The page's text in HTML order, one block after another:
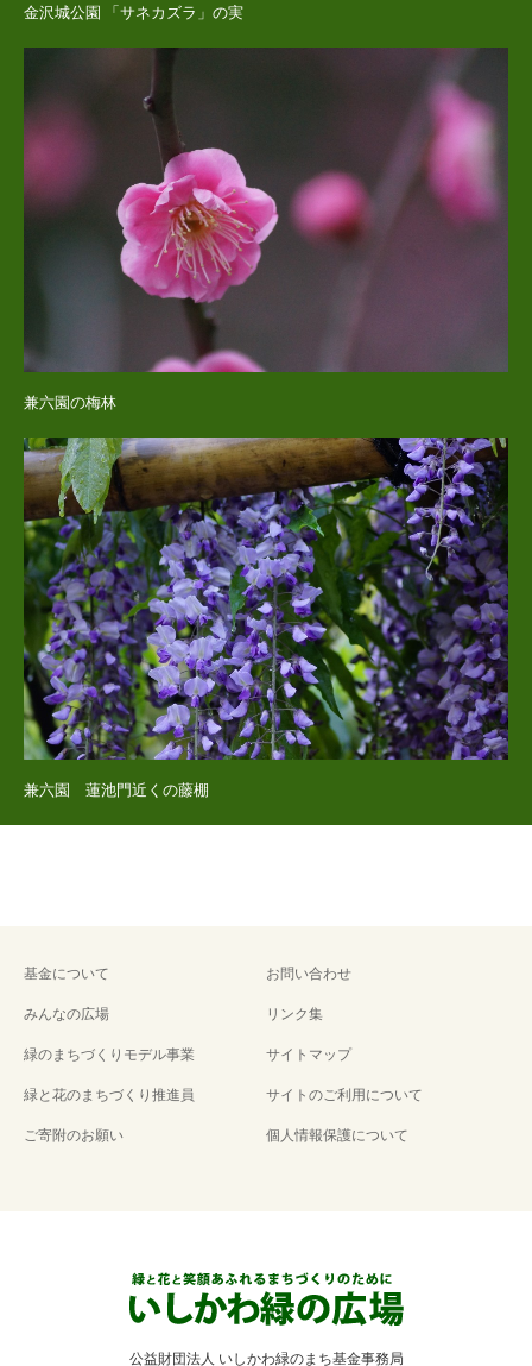
金沢城公園 「サネカズラ」の実
兼六園の梅林
兼六園 蓮池門近くの藤棚
基金について
みんなの広場
緑のまちづくりモデル事業
緑と花のまちづくり推進員
ご寄附のお願い
お問い合わせ
リンク集
サイトマップ
サイトのご利用について
個人情報保護について
公益財団法人 いしかわ緑のまち基金事務局